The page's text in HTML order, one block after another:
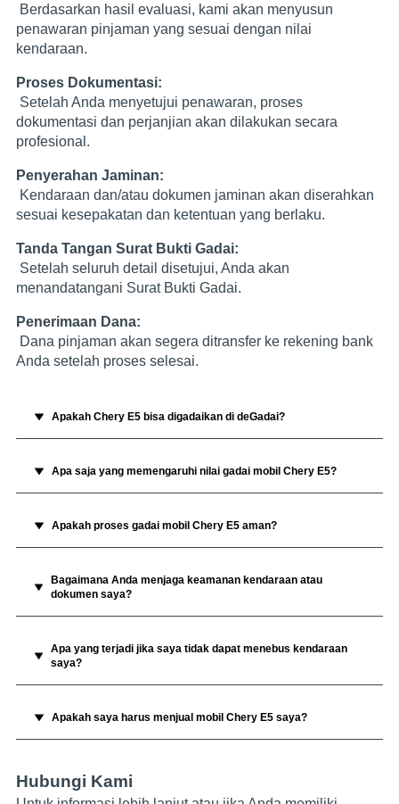
Berdasarkan hasil evaluasi, kami akan menyusun
penawaran pinjaman yang sesuai dengan nilai
kendaraan.
Proses Dokumentasi:
Setelah Anda menyetujui penawaran, proses
dokumentasi dan perjanjian akan dilakukan secara
profesional.
Penyerahan Jaminan:
Kendaraan dan/atau dokumen jaminan akan diserahkan
sesuai kesepakatan dan ketentuan yang berlaku.
Tanda Tangan Surat Bukti Gadai:
Setelah seluruh detail disetujui, Anda akan
menandatangani Surat Bukti Gadai.
Penerimaan Dana:
Dana pinjaman akan segera ditransfer ke rekening bank
Anda setelah proses selesai.
Apakah Chery E5 bisa digadaikan di deGadai?
Apa saja yang memengaruhi nilai gadai mobil Chery E5?
Apakah proses gadai mobil Chery E5 aman?
Bagaimana Anda menjaga keamanan kendaraan atau
dokumen saya?
Apa yang terjadi jika saya tidak dapat menebus kendaraan
saya?
Apakah saya harus menjual mobil Chery E5 saya?
Hubungi Kami